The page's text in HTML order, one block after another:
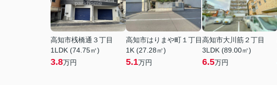
高知市桟橋通３丁目
1LDK (74.75㎡)
3.8万円
高知市はりまや町１丁目
1K (27.28㎡)
5.1万円
高知市大川筋２丁目
3LDK (89.00㎡)
6.5万円